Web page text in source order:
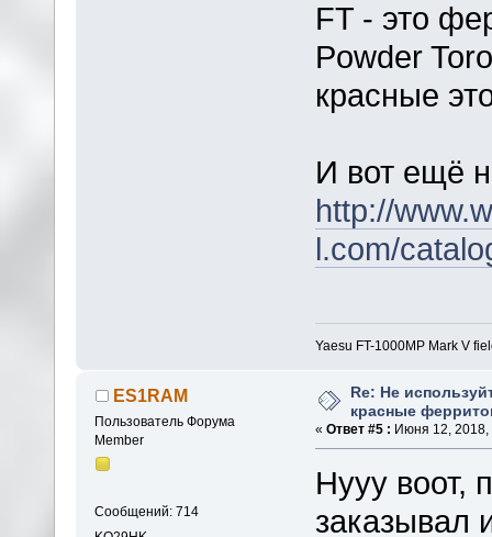
FT - это
Powder
красные
И вот ещё
http://
l.com/
Yaesu FT-1000MP Mark V
ES1RAM
Пользователь Форума
Member
Сообщений: 714
Re: Не
красные
« Ответ #5 : Июня 12, 2018,
Нууу воот,
заказывал